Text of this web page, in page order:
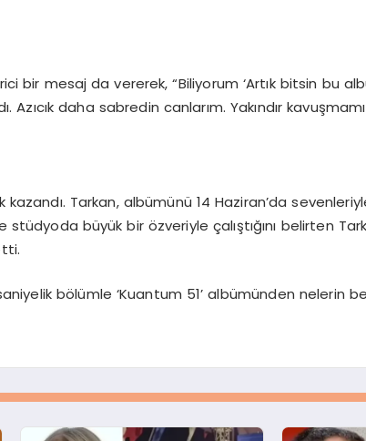
bir mesaj da vererek, “Biliyorum ‘Artık bitsin bu
Azıcık daha sabredin canlarım. Yakındır
kazandı. Tarkan, albümünü 14 Haziran’da
büyük bir özveriyle çalıştığını belirten
bölümle ‘Kuantum 51’ albümünden nelerin